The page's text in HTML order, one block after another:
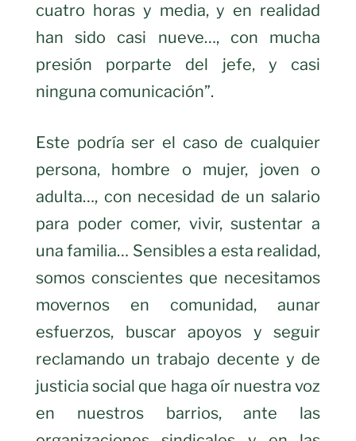
cuatro horas y media, y en realidad
han sido casi nueve…, con mucha
presión porparte del jefe, y casi
ninguna comunicación”.
Este podría ser el caso de cualquier
persona, hombre o mujer, joven o
adulta…, con necesidad de un salario
para poder comer, vivir, sustentar a
una familia… Sensibles a esta realidad,
somos conscientes que necesitamos
movernos en comunidad, aunar
esfuerzos, buscar apoyos y seguir
reclamando un trabajo decente y de
justicia social que haga oír nuestra voz
en nuestros barrios, ante las